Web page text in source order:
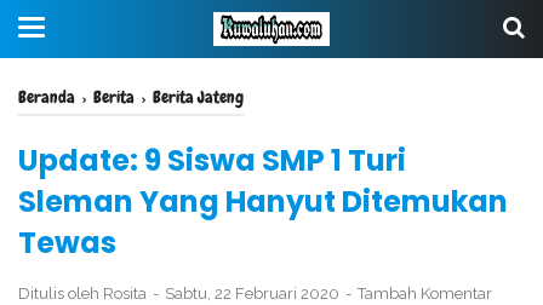
Beranda › Berita › Berita Jateng
Update: 9 Siswa SMP 1 Turi
Sleman Yang Hanyut Ditemukan
Tewas
Ditulis oleh Rosita Sabtu, 22 Februari 2020 Tambah Komentar